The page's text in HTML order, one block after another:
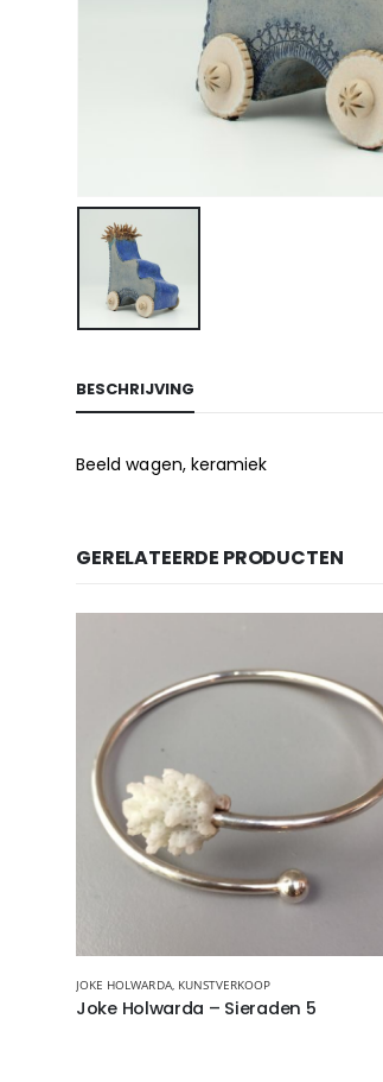
BESCHRIJVING
Beeld wagen, keramiek
GERELATEERDE PRODUCTEN
JOKE HOLWARDA, KUNSTVERKOOP
Joke Holwarda – Sieraden 5